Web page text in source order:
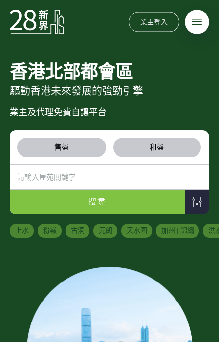
業主登入
香港北部都會區
驅動香港未來發展的強勁引擎
業主及代理免費自讓平台
售盤 租盤
搜尋
上水 粉嶺 古洞 元朗 天水圍 加州 | 錦繡 洪